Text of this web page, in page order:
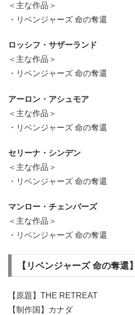
＜主な作品＞
・リベンジャーズ 命の奪還
ロッシフ・サザーランド
＜主な作品＞
・リベンジャーズ 命の奪還
アーロン・アシュモア
＜主な作品＞
・リベンジャーズ 命の奪還
セリーナ・シンデン
＜主な作品＞
・リベンジャーズ 命の奪還
マンロー・チェンバーズ
＜主な作品＞
・リベンジャーズ 命の奪還
【リベンジャーズ 命の奪還
【原題】THE RETREAT
【制作国】カナダ